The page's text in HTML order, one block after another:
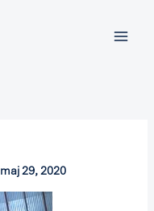
maj 29, 2020